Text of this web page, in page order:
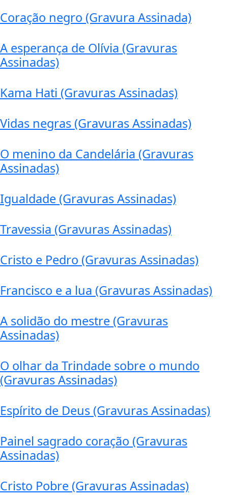
Coração negro (Gravura Assinada)
A esperança de Olívia (Gravuras
Assinadas)
Kama Hati (Gravuras Assinadas)
Vidas negras (Gravuras Assinadas)
O menino da Candelária (Gravuras
Assinadas)
Igualdade (Gravuras Assinadas)
Travessia (Gravuras Assinadas)
Cristo e Pedro (Gravuras Assinadas)
Francisco e a lua (Gravuras Assinadas)
A solidão do mestre (Gravuras
Assinadas)
O olhar da Trindade sobre o mundo
(Gravuras Assinadas)
Espírito de Deus (Gravuras Assinadas)
Painel sagrado coração (Gravuras
Assinadas)
Cristo Pobre (Gravuras Assinadas)